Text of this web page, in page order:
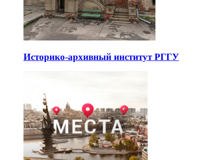
Историко-архивный институт РГГУ